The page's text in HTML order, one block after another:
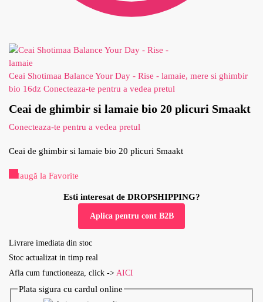
Ceai Shotimaa Balance Your Day - Rise - lamaie, mere si ghimbir
bio 16dz Conecteaza-te pentru a vedea pretul
Ceai de ghimbir si lamaie bio 20 plicuri Smaakt
Conecteaza-te pentru a vedea pretul
Ceai de ghimbir si lamaie bio 20 plicuri Smaakt
Adaugă la Favorite
Esti interesat de DROPSHIPPING?
Aplica pentru cont B2B
Livrare imediata din stoc
Stoc actualizat in timp real
Afla cum functioneaza, click -> AICI
Plata sigura cu cardul online